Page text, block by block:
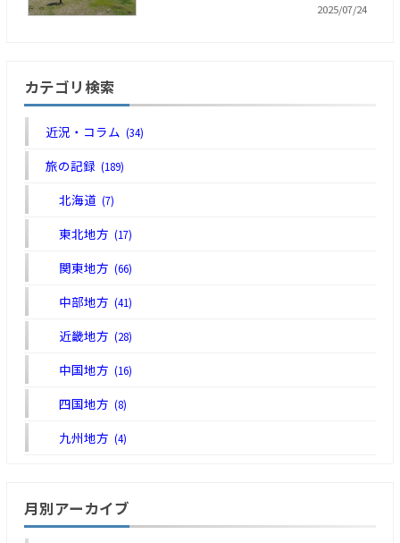
2025/07/24
カテゴリ検索
近況・コラム(34)
旅の記録(189)
北海道(7)
東北地方(17)
関東地方(66)
中部地方(41)
近畿地方(28)
中国地方(16)
四国地方(8)
九州地方(4)
月別アーカイブ